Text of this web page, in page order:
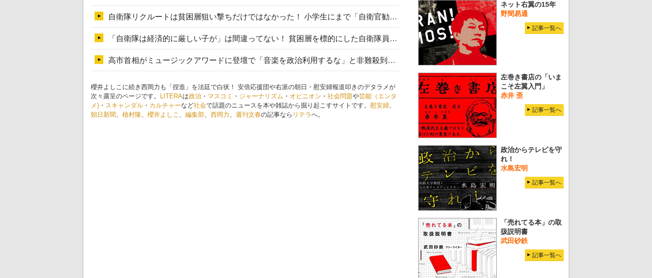
自衛隊リクルートは貧困層狙い撃ちだけではなかった！ 小学生にまで「自衛官勧誘」目的のパンフレット作成
「自衛隊は経済的に厳しい子が」は間違ってない！ 貧困層を標的にした自衛隊員募集、やす子、山上被告も…日本でも進む“経済的徴兵制”
高市首相がミュージックアワードに登壇で「音楽を政治利用するな」と非難殺到！ MAJの国策的本質を批判する声も
櫻井よしこに続き西岡力も「捏造」を法廷で白状！ 安倍応援団や右派の朝日・慰安婦報道叩きのデタラメが
次々露呈のページです。
LITERAは政治 ・ マスコミ ・ ジャーナリズム ・ オピニオン ・ 社会問題や芸能（エンタ
メ) ・ スキャンダル ・ カルチャーなど社会で話題のニュースを本や雑誌から掘り起こすサイトです。 慰安婦、
朝日新聞、 植村隆、 櫻井よしこ 、 編集部、 西岡力 、 週刊文春の記事なら リテラへ。
ネット右翼の15年
野間易通
記事一覧へ
左巻き書店の「いま
こそ左翼入門」
赤井 歪
記事一覧へ
政治からテレビを守
れ！
水島宏明
記事一覧へ
「売れてる本」の取
扱説明書
武田砂鉄
記事一覧へ